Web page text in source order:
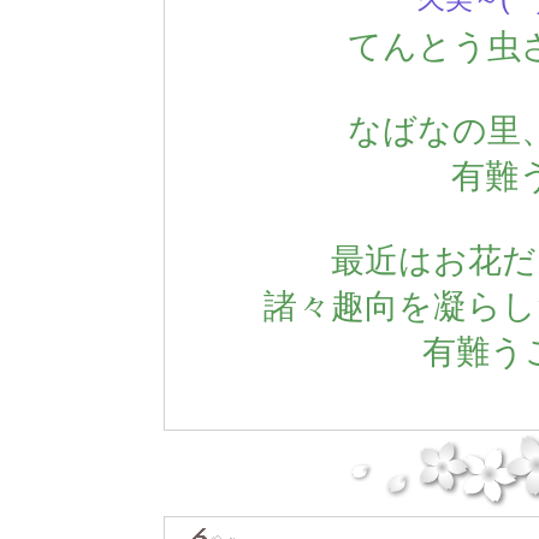
てんとう
なばなの里
有難
最近はお花
諸々趣向を凝ら
有難う